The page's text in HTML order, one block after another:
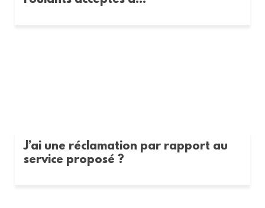
J’ai une réclamation par rapport au
service proposé ?